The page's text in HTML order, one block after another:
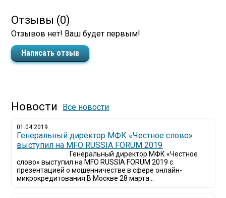
Отзывы (0)
Отзывов нет! Ваш будет первым!
Написать отзыв
Новости Все новости
01.04.2019
Генеральный директор МФК «Честное слово»
выступил на MFO RUSSIA FORUM 2019
Генеральный директор МФК «Честное
слово» выступил на MFO RUSSIA FORUM 2019 с
презентацией о мошенничестве в сфере онлайн-
микрокредитования В Москве 28 марта...